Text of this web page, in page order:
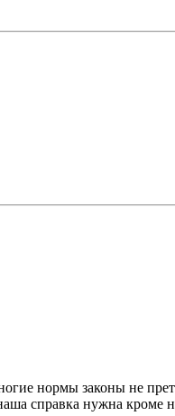
нормы законы не
нужна кроме